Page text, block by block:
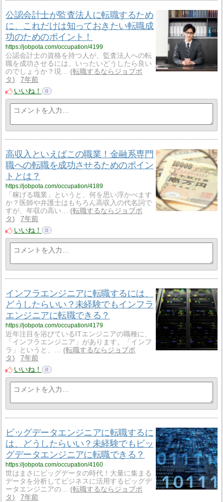
公認会計士が監査法人に転職するため
に、これだけは知っておきたい転職成
功のためのポイント！
https://jobpota.com/occupation/4199
公認会計士の資格を持つ人が、監査法人への転
職を成功させるには、いったいどうしたら良い
のでしょうか？現…
転職するならジョブポ
タ
7年前
いいね！
0
高収入といえばこの職業！金融系専門
職への転職を成功させるためのポイン
トとは？
https://jobpota.com/occupation/4189
「稼げる職業」というと、何を思い浮かべます
か？医師や弁護士はもちろん高収入の代名詞で
すが、年収の高い…
転職するならジョブポ
タ
7年前
いいね！
0
インフラエンジニアに転職するには、
どうしたらいい？未経験でもインフラ
エンジニアに転職できる？
https://jobpota.com/occupation/4179
近年注目を浴びているITエンジニアの職種に、
「インフラエンジニア」があります。「インフ
ラ」というと、…
転職するならジョブポ
タ
7年前
いいね！
0
ビッグデータエンジニアに転職するに
は、どうしたらいい？未経験でもビッ
グデータエンジニアに転職できる？
https://jobpota.com/occupation/4160
世はまさにビッグデータの時代！大量に集まる
データを分析してビジネスに活用するビッグデ
ータエンジニアの…
転職するならジョブポ
タ
7年前